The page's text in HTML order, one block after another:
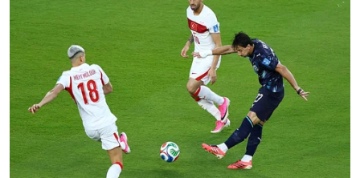
0
6
क्रा
इ
म